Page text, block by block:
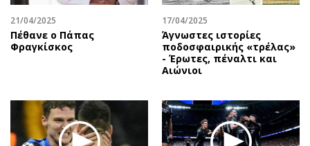
Βιβλίο
Χειρόγραφα
Προσωπικότητες στην ''Κ''
Επιστολές
21/04/2025
Πέθανε ο Πάπας
Φραγκίσκος
17/04/2025
Άγνωστες ιστορίες
ποδοσφαιρικής «τρέλας»
- Έρωτες, πέναλτι και
Αιώνιοι